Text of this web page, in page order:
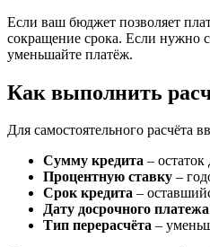
Если ваш бюджет позволяет
сокращение срока. Если нужно
уменьшайте платёж.
Как выполнить
Для самостоятельного расчёта
Сумму кредита –
Процентную ставку –
Срок кредита –
Дату досрочного платежа
Тип перерасчёта –